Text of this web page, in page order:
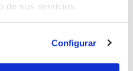
de sus servicios.
Configurar
PRESUPUESTO